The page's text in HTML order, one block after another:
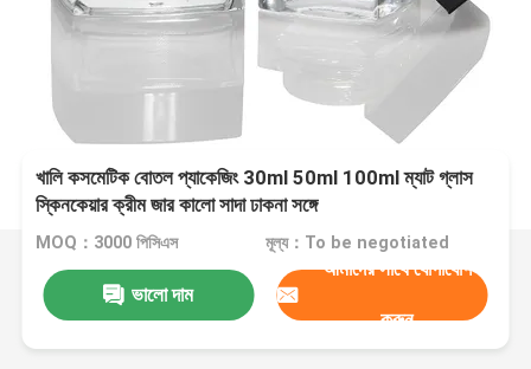
খালি কসমেটিক বোতল প্যাকেজিং 30ml 50ml 100ml ম্যাট গ্লাস
স্কিনকেয়ার ক্রীম জার কালো সাদা ঢাকনা সঙ্গে
MOQ：3000 পিসিএস মূল্য：To be negotiated
ভালো দাম
আমাদের সাথে যোগাযোগ
করুন